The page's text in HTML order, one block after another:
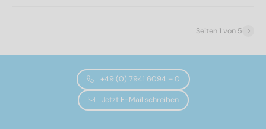
A2 (33)
Seiten 1 von 5
+49 (0) 7941 6094 – 0
Jetzt E-Mail schreiben